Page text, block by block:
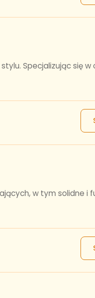
Specjalizując się w
w tym solidne i